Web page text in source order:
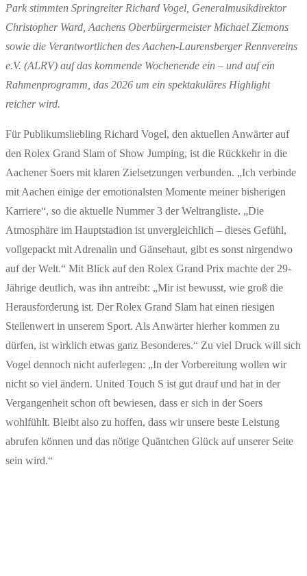
Park stimmten Springreiter Richard Vogel, Generalmusikdirektor
Christopher Ward, Aachens Oberbürgermeister Michael Ziemons
sowie die Verantwortlichen des Aachen-Laurensberger Rennvereins
e.V. (ALRV) auf das kommende Wochenende ein – und auf ein
Rahmenprogramm, das 2026 um ein spektakuläres Highlight
reicher wird.
Für Publikumsliebling Richard Vogel, den aktuellen Anwärter auf
den Rolex Grand Slam of Show Jumping, ist die Rückkehr in die
Aachener Soers mit klaren Zielsetzungen verbunden. „Ich verbinde
mit Aachen einige der emotionalsten Momente meiner bisherigen
Karriere“, so die aktuelle Nummer 3 der Weltrangliste. „Die
Atmosphäre im Hauptstadion ist unvergleichlich – dieses Gefühl,
vollgepackt mit Adrenalin und Gänsehaut, gibt es sonst nirgendwo
auf der Welt.“ Mit Blick auf den Rolex Grand Prix machte der 29-
Jährige deutlich, was ihn antreibt: „Mir ist bewusst, wie groß die
Herausforderung ist. Der Rolex Grand Slam hat einen riesigen
Stellenwert in unserem Sport. Als Anwärter hierher kommen zu
dürfen, ist wirklich etwas ganz Besonderes.“ Zu viel Druck will sich
Vogel dennoch nicht auferlegen: „In der Vorbereitung wollen wir
nicht so viel ändern. United Touch S ist gut drauf und hat in der
Vergangenheit schon oft bewiesen, dass er sich in der Soers
wohlfühlt. Bleibt also zu hoffen, dass wir unsere beste Leistung
abrufen können und das nötige Quäntchen Glück auf unserer Seite
sein wird.“